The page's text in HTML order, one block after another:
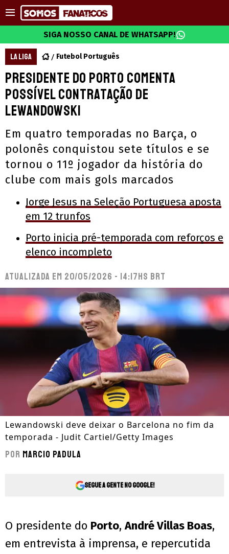
SIGA NOSSO CANAL DE WHATSAPP!
LA LIGA Futebol Português
Presidente do Porto comenta
possível contratação de
Lewandowski
Em quatro temporadas no Barça, o
polonês conquistou sete títulos e se
tornou o 11º jogador da história do
clube com mais gols marcados
Jorge Jesus na Seleção Portuguesa aposta
em 12 trunfos
Porto inicia pré-temporada com reforços e
elenco incompleto
Atualizada em 20/05/2026 - 14:17hs BRT
Lewandowski deve deixar o Barcelona no fim da
temporada - Judit Cartiel/Getty Images
Por Marcio Padula
Segue a gente no Google!
O presidente do Porto,André Villas Boas,
em entrevista à imprensa, e repercutida